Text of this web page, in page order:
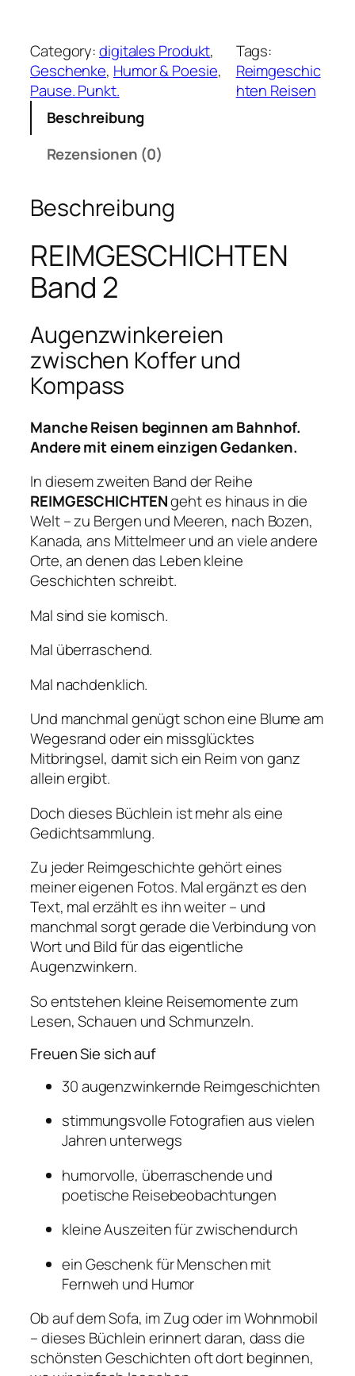
m
g
e
h
e
n
B
n
d
2
–
u
g
n
z
w
i
n
k
e
r
e
e
z
w
i
s
c
h
e
n
K
o
f
f
e
u
n
K
Category:digitales Produkt
Geschenke, Humor & Poesie
Pause. Punkt.
Tags:
Reimgeschic
hten Reisen
Beschreibung
Rezensionen (0)
Beschreibung
REIMGESCHICHTEN
Band 2
Augenzwinkereien
zwischen Koffer und
Kompass
Manche Reisen beginnen am Bahnhof.
Andere mit einem einzigen Gedanken.
In diesem zweiten Band der Reihe
REIMGESCHICHTENgeht es hinaus in die
Welt – zu Bergen und Meeren, nach Bozen,
Kanada, ans Mittelmeer und an viele andere
Orte, an denen das Leben kleine
Geschichten schreibt.
Mal sind sie komisch.
Mal überraschend.
Mal nachdenklich.
Und manchmal genügt schon eine Blume am
Wegesrand oder ein missglücktes
Mitbringsel, damit sich ein Reim von ganz
allein ergibt.
Doch dieses Büchlein ist mehr als eine
Gedichtsammlung.
Zu jeder Reimgeschichte gehört eines
meiner eigenen Fotos. Mal ergänzt es den
Text, mal erzählt es ihn weiter – und
manchmal sorgt gerade die Verbindung von
Wort und Bild für das eigentliche
Augenzwinkern.
So entstehen kleine Reisemomente zum
Lesen, Schauen und Schmunzeln.
Freuen Sie sich auf
30 augenzwinkernde Reimgeschichten
stimmungsvolle Fotografien aus vielen
Jahren unterwegs
humorvolle, überraschende und
poetische Reisebeobachtungen
kleine Auszeiten für zwischendurch
ein Geschenk für Menschen mit
Fernweh und Humor
Ob auf dem Sofa, im Zug oder im Wohnmobil
– dieses Büchlein erinnert daran, dass die
schönsten Geschichten oft dort beginnen,